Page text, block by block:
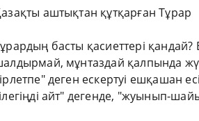
аштықтан құтқарған Тұрар
басты қасиеттері
мұнтаздай қалпында
деген ескертуі ешқашан
айт" дегенде, "жуынып-